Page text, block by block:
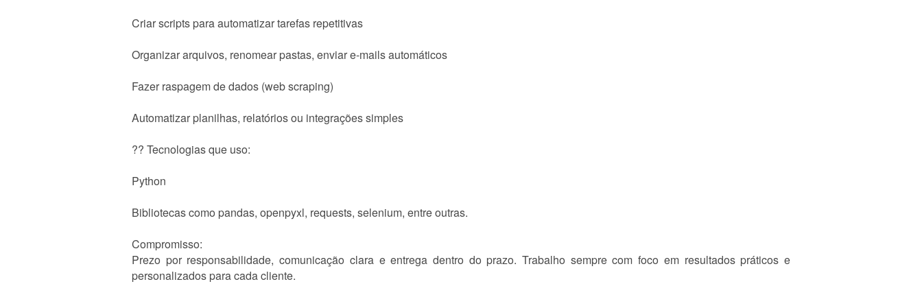
Criar scripts para automatizar tarefas repetitivas
Organizar arquivos, renomear pastas, enviar e-mails automáticos
Fazer raspagem de dados (web scraping)
Automatizar planilhas, relatórios ou integrações simples
?? Tecnologias que uso:
Python
Bibliotecas como pandas, openpyxl, requests, selenium, entre outras.
Compromisso:
Prezo por responsabilidade, comunicação clara e entrega dentro do prazo. Trabalho sempre com foco em resultados práticos e
personalizados para cada cliente.